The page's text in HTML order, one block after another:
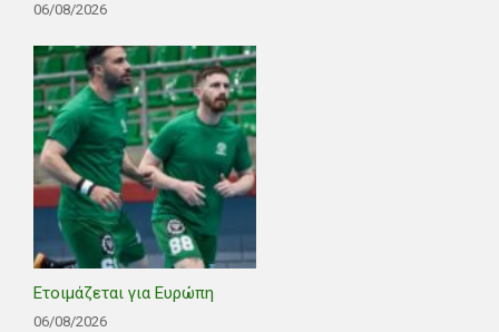
06/08/2026
Ετοιμάζεται για Ευρώπη
06/08/2026